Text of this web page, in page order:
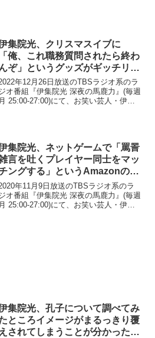
集院光、クリスマスイブに
「俺、これ職務質問されたら終わ
んぞ」というグッズがギッチリと
まったリュックサックを持ち歩
ていたと告白
年12月26日放送のTBSラジオ系のラ
オ番組『伊集院光 深夜の馬鹿力』(毎週
月 25:00-27:00)にて、お笑い芸人・伊集
集院光、ネットゲームで「罵詈
言を吐くプレイヤー同士をマッ
ングする」というAmazonの特
に驚く「すげぇ面白くない？毒
もって毒を制す、みたいな」
年11月9日放送のTBSラジオ系のラ
オ番組『伊集院光 深夜の馬鹿力』(毎週
月 25:00-27:00)にて、お笑い芸人・伊集
集院光、孔子について調べてみ
ところイメージがまるっきり覆
えされてしまうことが分かったと